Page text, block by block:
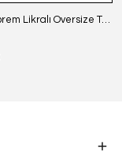
Kadın Suprem Likralı Oversize T-Shirt - BORDO